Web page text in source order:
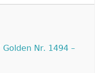
Golden Nr. 1494 –